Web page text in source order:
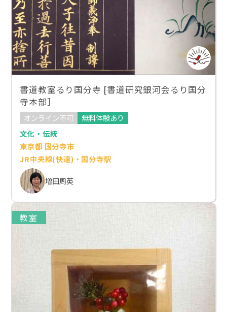
書道教室るり国分寺 [書道研究銀河会るり国分
寺本部］
オンライン不可
無料体験あり
文化・伝統
東京都 国分寺市
JR中央線(快速)・国分寺駅
増田周英
教室